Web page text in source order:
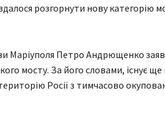
розгорнути нову категорію
Маріуполя Петро Андрющенко
мосту. За його словами, існує
Росії з тимчасово